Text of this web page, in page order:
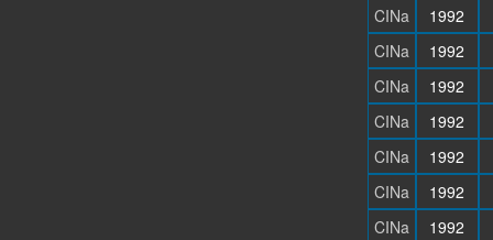
CINa
1992
CINa
1992
CINa
1992
CINa
1992
CINa
1992
CINa
1992
CINa
1992